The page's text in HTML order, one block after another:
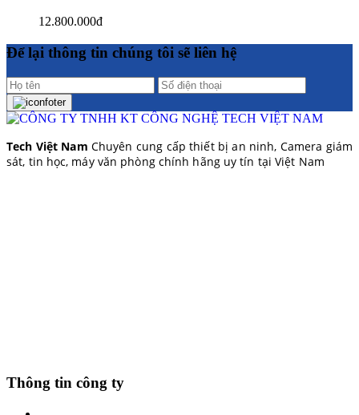
12.800.000đ
Để lại thông tin chúng tôi sẽ liên hệ
Tech Việt Nam Chuyên cung cấp thiết bị an ninh, Camera giám
sát, tin học, máy văn phòng chính hãng uy tín tại Việt Nam
Thông tin công ty